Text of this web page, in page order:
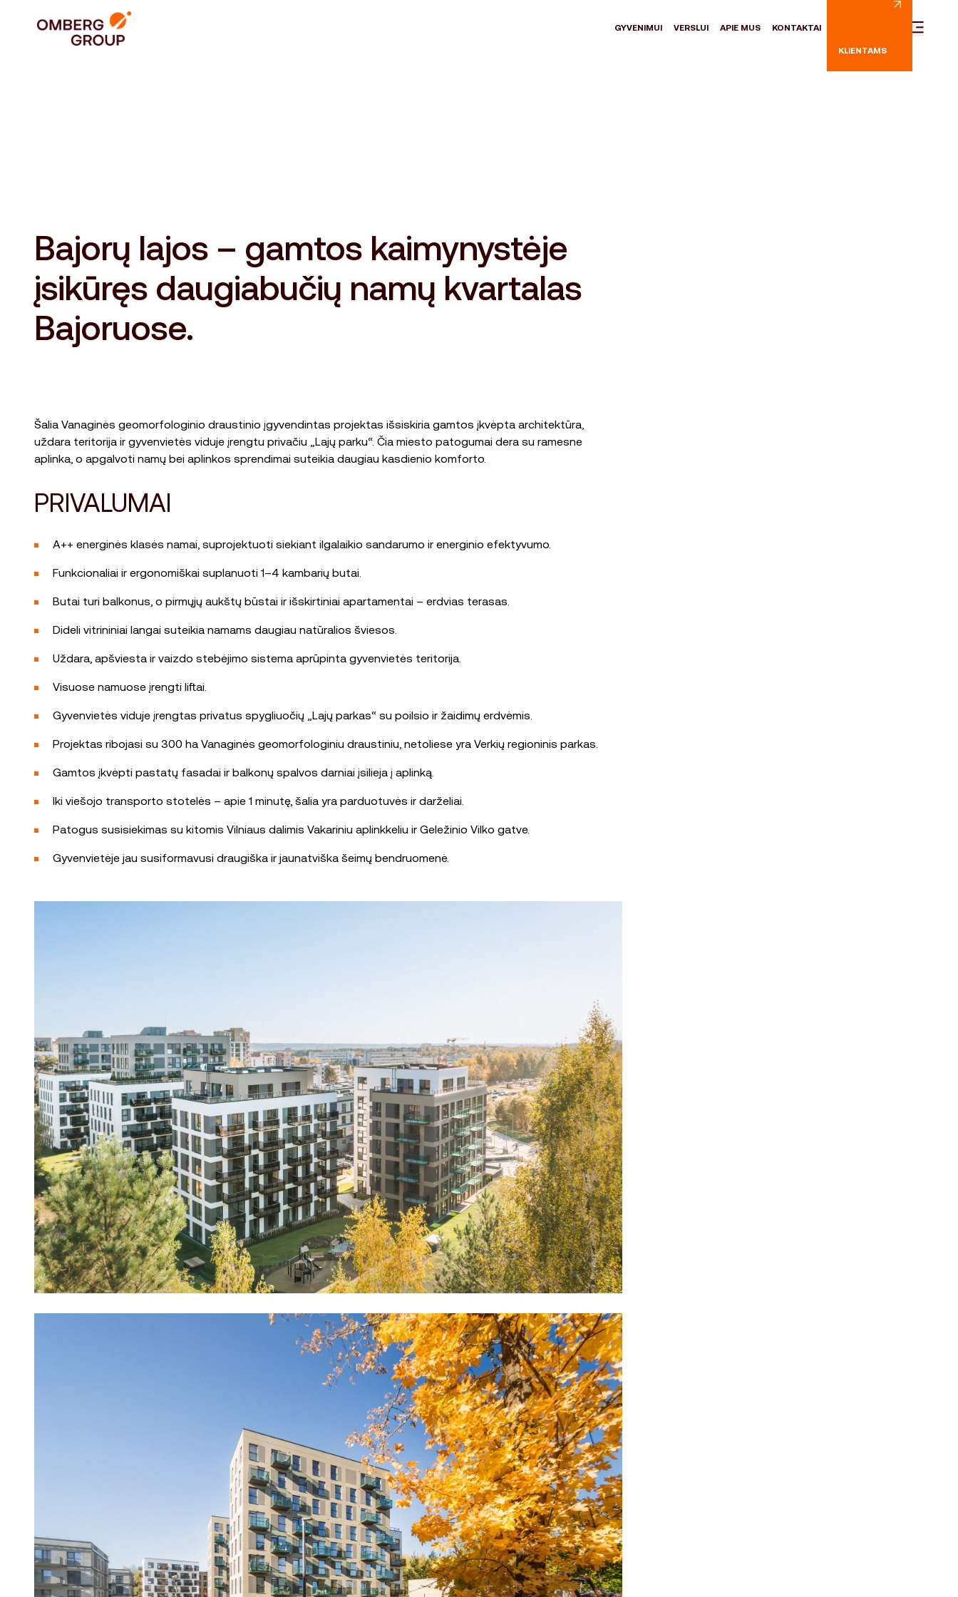
GYVENIMUI VERSLUI APIE MUS KONTAKTAI
KLIENTAMS
Bajorų lajos – gamtos kaimynystėje
įsikūręs daugiabučių namų kvartalas
Bajoruose.
Šalia Vanaginės geomorfologinio draustinio įgyvendintas projektas išsiskiria gamtos įkvėpta architektūra,
uždara teritorija ir gyvenvietės viduje įrengtu privačiu „Lajų parku“. Čia miesto patogumai dera su ramesne
aplinka, o apgalvoti namų bei aplinkos sprendimai suteikia daugiau kasdienio komforto.
PRIVALUMAI
A++ energinės klasės namai, suprojektuoti siekiant ilgalaikio sandarumo ir energinio efektyvumo.
Funkcionaliai ir ergonomiškai suplanuoti 1–4 kambarių butai.
Butai turi balkonus, o pirmųjų aukštų būstai ir išskirtiniai apartamentai – erdvias terasas.
Dideli vitrininiai langai suteikia namams daugiau natūralios šviesos.
Uždara, apšviesta ir vaizdo stebėjimo sistema aprūpinta gyvenvietės teritorija.
Visuose namuose įrengti liftai.
Gyvenvietės viduje įrengtas privatus spygliuočių „Lajų parkas“ su poilsio ir žaidimų erdvėmis.
Projektas ribojasi su 300 ha Vanaginės geomorfologiniu draustiniu, netoliese yra Verkių regioninis parkas.
Gamtos įkvėpti pastatų fasadai ir balkonų spalvos darniai įsilieja į aplinką.
Iki viešojo transporto stotelės – apie 1 minutę, šalia yra parduotuvės ir darželiai.
Patogus susisiekimas su kitomis Vilniaus dalimis Vakariniu aplinkkeliu ir Geležinio Vilko gatve.
Gyvenvietėje jau susiformavusi draugiška ir jaunatviška šeimų bendruomenė.